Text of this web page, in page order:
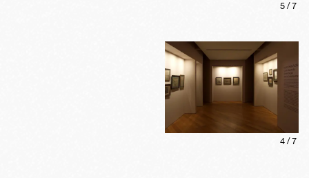
5 /7
4 /7